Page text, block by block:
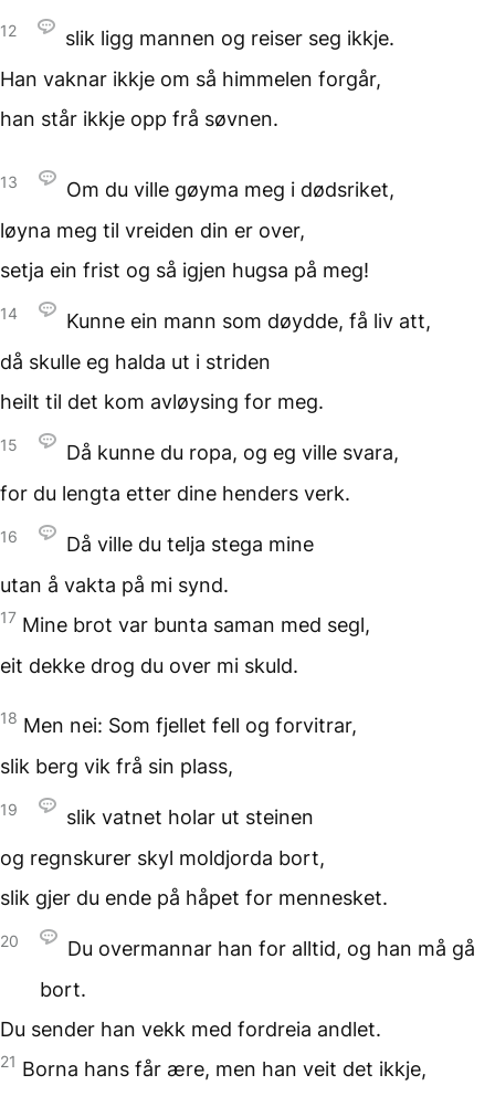
12 slik ligg mannen og reiser seg ikkje.
Han vaknar ikkje om så himmelen forgår,
han står ikkje opp frå søvnen.
13 Om du ville gøyma meg i dødsriket,
løyna meg til vreiden din er over,
setja ein frist og så igjen hugsa på meg!
14 Kunne ein mann som døydde, få liv att,
då skulle eg halda ut i striden
heilt til det kom avløysing for meg.
15 Då kunne du ropa, og eg ville svara,
for du lengta etter dine henders verk.
16
Då ville du telja stega mine
utan å vakta på mi synd.
17 Mine brot var bunta saman med segl,
eit dekke drog du over mi skuld.
18 Men nei: Som fjellet fell og forvitrar,
slik berg vik frå sin plass,
19
slik vatnet holar ut steinen
og regnskurer skyl moldjorda bort,
slik gjer du ende på håpet for mennesket.
20 Du overmannar han for alltid, og han må gå
bort.
Du sender han vekk med fordreia andlet.
21 Borna hans får ære, men han veit det ikkje,